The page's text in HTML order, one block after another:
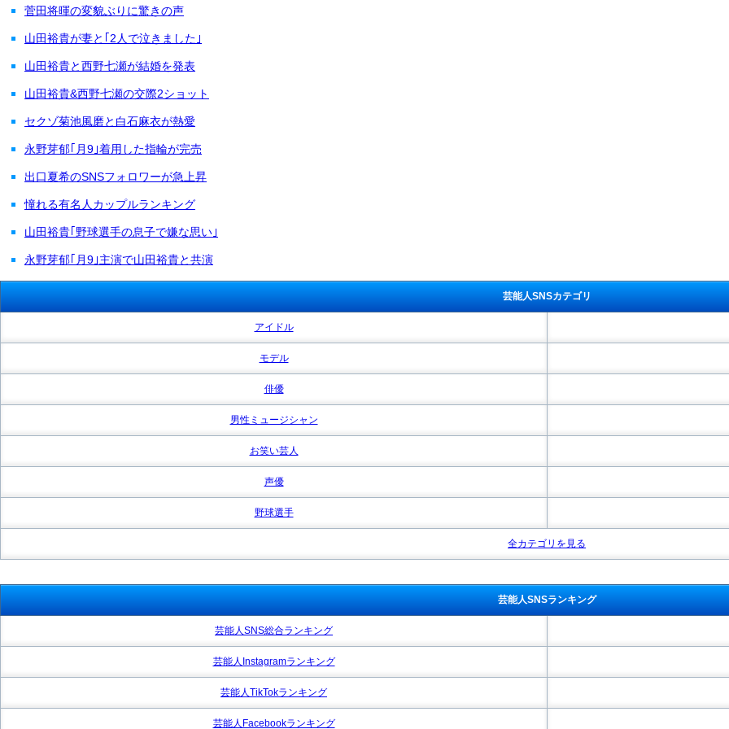
菅田将暉の変貌ぶりに驚きの声
山田裕貴が妻と｢2人で泣きました｣
山田裕貴と西野七瀬が結婚を発表
山田裕貴&西野七瀬の交際2ショット
セクゾ菊池風磨と白石麻衣が熱愛
永野芽郁｢月9｣着用した指輪が完売
出口夏希のSNSフォロワーが急上昇
憧れる有名人カップルランキング
山田裕貴｢野球選手の息子で嫌な思い｣
永野芽郁｢月9｣主演で山田裕貴と共演
芸能人SNSカテゴリ
アイドル
モデル
俳優
男性ミュージシャン
お笑い芸人
声優
野球選手
全カテゴリを見る
芸能人SNSランキング
芸能人SNS総合ランキング
芸能人Instagramランキング
芸能人TikTokランキング
芸能人Facebookランキング